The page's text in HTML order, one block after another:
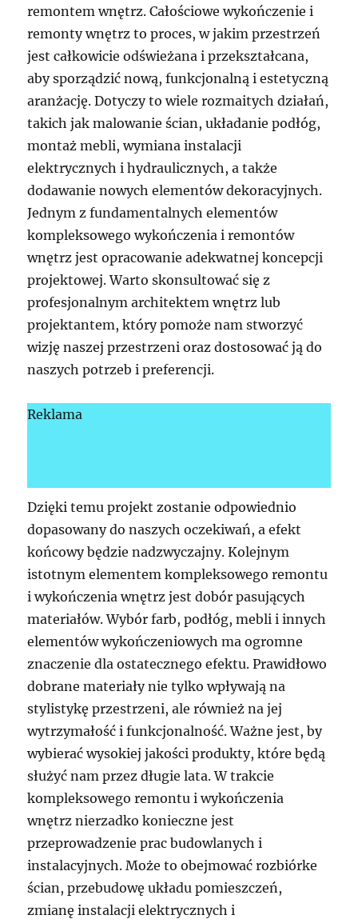
remontem wnętrz. Całościowe wykończenie i
remonty wnętrz to proces, w jakim przestrzeń
jest całkowicie odświeżana i przekształcana,
aby sporządzić nową, funkcjonalną i estetyczną
aranżację. Dotyczy to wiele rozmaitych działań,
takich jak malowanie ścian, układanie podłóg,
montaż mebli, wymiana instalacji
elektrycznych i hydraulicznych, a także
dodawanie nowych elementów dekoracyjnych.
Jednym z fundamentalnych elementów
kompleksowego wykończenia i remontów
wnętrz jest opracowanie adekwatnej koncepcji
projektowej. Warto skonsultować się z
profesjonalnym architektem wnętrz lub
projektantem, który pomoże nam stworzyć
wizję naszej przestrzeni oraz dostosować ją do
naszych potrzeb i preferencji.
Reklama
Dzięki temu projekt zostanie odpowiednio
dopasowany do naszych oczekiwań, a efekt
końcowy będzie nadzwyczajny. Kolejnym
istotnym elementem kompleksowego remontu
i wykończenia wnętrz jest dobór pasujących
materiałów. Wybór farb, podłóg, mebli i innych
elementów wykończeniowych ma ogromne
znaczenie dla ostatecznego efektu. Prawidłowo
dobrane materiały nie tylko wpływają na
stylistykę przestrzeni, ale również na jej
wytrzymałość i funkcjonalność. Ważne jest, by
wybierać wysokiej jakości produkty, które będą
służyć nam przez długie lata. W trakcie
kompleksowego remontu i wykończenia
wnętrz nierzadko konieczne jest
przeprowadzenie prac budowlanych i
instalacyjnych. Może to obejmować rozbiórke
ścian, przebudowę układu pomieszczeń,
zmianę instalacji elektrycznych i